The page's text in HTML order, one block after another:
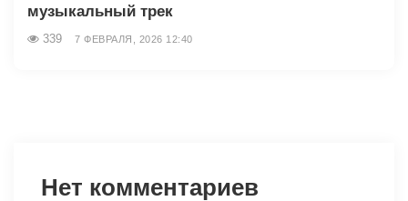
музыкальный трек
339 7 ФЕВРАЛЯ, 2026 12:40
Нет комментариев